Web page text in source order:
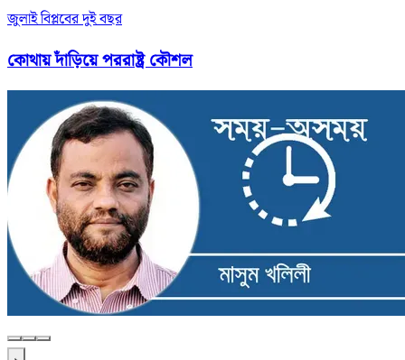
জুলাই বিপ্লবের দুই বছর
কোথায় দাঁড়িয়ে পররাষ্ট্র কৌশল